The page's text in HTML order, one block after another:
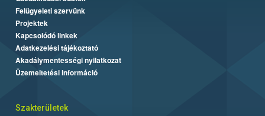
Felügyeleti szervünk
Projektek
Kapcsolódó linkek
Adatkezelési tájékoztató
Akadálymentességi nyilatkozat
Üzemeltetési információ
Szakterületek